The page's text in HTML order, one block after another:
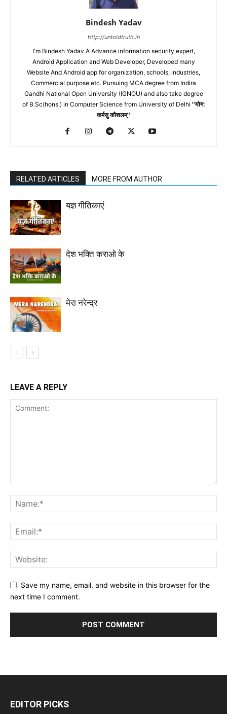
20. गाँव गाँव में गुरुकुल होगा।
21. सत्य सनातन के सैनिक हम मौन नहीं अब धारेंगे।
22. आर्यवीर दल/वेद की फसल
Bindesh Yadav
http://untoldtruth.in
I'm Bindesh Yadav A Advance information security expert,
Android Application and Web Developer, Developed many
Website And Android app for organization, schools, industries,
Commercial purpose etc. Pursuing MCA degree from Indira
Gandhi National Open University (IGNOU) and also take degree
of B.Sc(hons.) in Computer Science from University of Delhi ''योग:
कर्मसु कौशलम्''
RELATED ARTICLES MORE FROM AUTHOR
यज्ञ गीतिकाएं
देश भक्ति कराओ के
मेरा नरेन्द्र
LEAVE A REPLY
Save my name, email, and website in this browser for the
next time I comment.
EDITOR PICKS